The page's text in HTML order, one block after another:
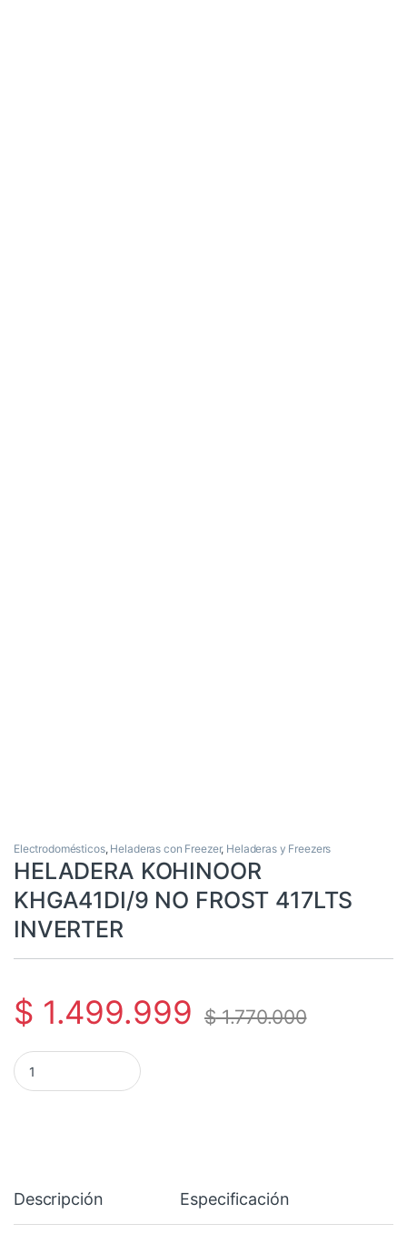
Electrodomésticos, Heladeras con Freezer, Heladeras y Freezers
HELADERA KOHINOOR
KHGA41DI/9 NO FROST 417LTS
INVERTER
$ 1.499.999 $1.770.000
HELADERA KOHINOOR KHGA41DI/9 NO FROST 417LTS
Descripción Especificación